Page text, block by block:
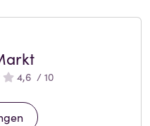
4,6 / 10